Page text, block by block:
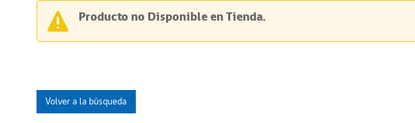
Producto no Disponible en Tienda.
Volver a la búsqueda